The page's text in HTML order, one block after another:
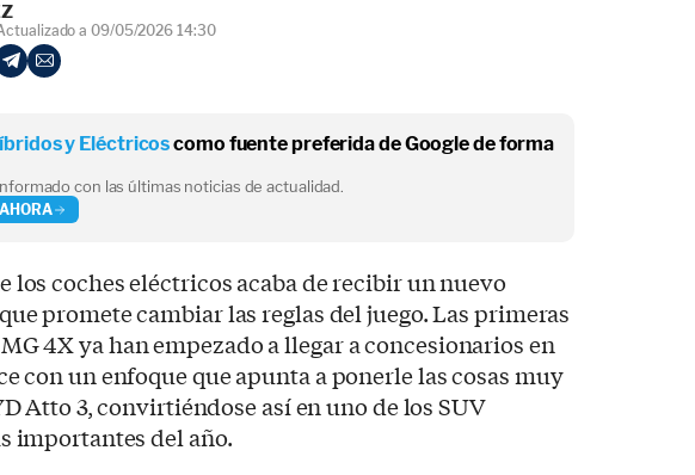
a 09/05/2026 14:30
y Eléctricoscomo fuente preferida de Google de forma
con las últimas noticias de actualidad.
los coches eléctricos acaba de recibir un nuevo
promete cambiar las reglas del juego. Las primeras
4X ya han empezado a llegar a concesionarios en
con un enfoque que apunta a ponerle las cosas muy
Atto 3, convirtiéndose así en uno de los SUV
importantes del año.